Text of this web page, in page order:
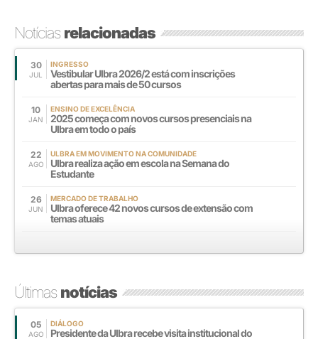
Notíciasrelacionadas
30
JUL
INGRESSO
Vestibular Ulbra 2026/2 está com inscrições
abertas para mais de 50 cursos
10
JAN
ENSINO DE EXCELÊNCIA
2025 começa com novos cursos presenciais na
Ulbra em todo o país
22
AGO
ULBRA EM MOVIMENTO NA COMUNIDADE
Ulbra realiza ação em escola na Semana do
Estudante
26
JUN
MERCADO DE TRABALHO
Ulbra oferece 42 novos cursos de extensão com
temas atuais
Últimasnotícias
05
AGO
DIÁLOGO
Presidente da Ulbra recebe visita institucional do